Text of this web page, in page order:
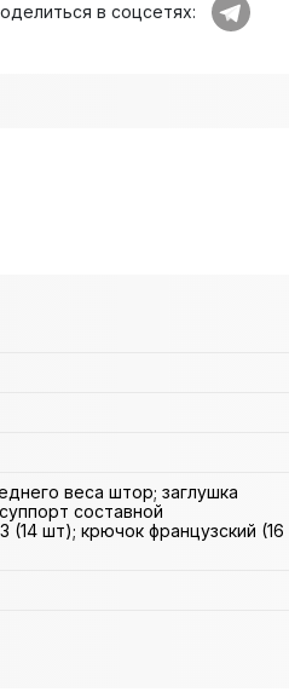
в соцсетях:
веса штор; заглушка
составной
(14 шт); крючок французский (16